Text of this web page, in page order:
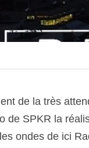
de la très
de SPKR la
ondes de ici